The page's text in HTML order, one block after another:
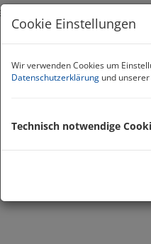
Cookie Einstellungen
Wir verwenden Cookies um
Datenschutzerklärung und unserer
Technisch notwendige